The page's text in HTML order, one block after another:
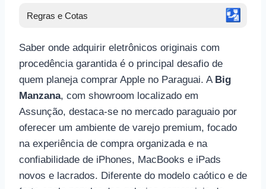
Regras e Cotas 🛂
Saber onde adquirir eletrônicos originais com
procedência garantida é o principal desafio de
quem planeja comprar Apple no Paraguai. A Big
Manzana, com showroom localizado em
Assunção, destaca-se no mercado paraguaio por
oferecer um ambiente de varejo premium, focado
na experiência de compra organizada e na
confiabilidade de iPhones, MacBooks e iPads
novos e lacrados. Diferente do modelo caótico e de